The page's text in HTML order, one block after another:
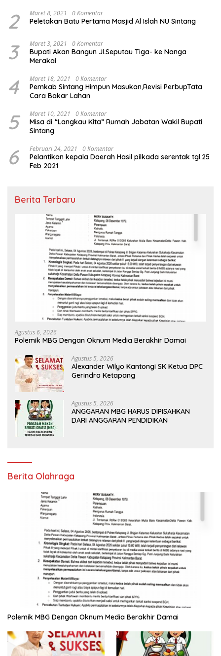
2
Maret 8, 2021 0 Komentar
Peletakan Batu Pertama Masjid Al Islah NU Sintang
3 Maret 3, 2021 0 Komentar
Bupati Akan Bangun Jl.Seputau Tiga- ke Nanga
Merakai
4 Maret 18, 2021 0 Komentar
Pemkab Sintang Himpun Masukan,Revisi PerbupTata
Cara Bakar Lahan
5 Maret 10, 2021 0 Komentar
Misa di “Langkau Kita” Rumah Jabatan Wakil Bupati
Sintang
6 Februari 24, 2021 0 Komentar
Pelantikan kepala Daerah Hasil pilkada serentak tgl.25
Feb 2021
Berita Terbaru
Agustus 6, 2026
Polemik MBG Dengan Oknum Media Berakhir Damai
Agustus 5, 2026
Alexander Wilyo Kantongi SK Ketua DPC
Gerindra Ketapang
Agustus 5, 2026
ANGGARAN MBG HARUS DIPISAHKAN
DARI ANGGARAN PENDIDIKAN
Berita Olahraga
Polemik MBG Dengan Oknum Media Berakhir Damai